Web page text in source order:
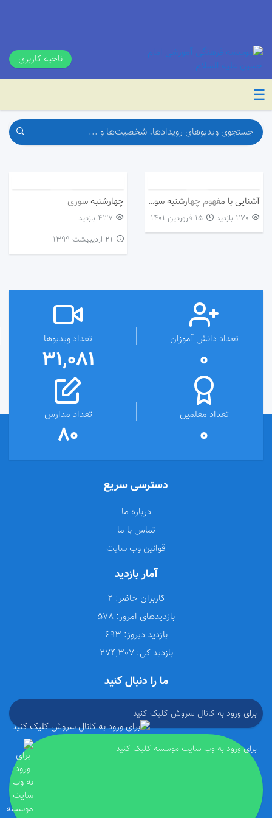
ناحیه کاربری
☰
آشنایی با مفهوم چهارشنبه سوری
270 بازدید ۱۵ فروردین ۱۴۰۱
چهارشنبه سوری
437 بازدید
۲۱ اردیبهشت ۱۳۹۹
تعداد دانش آموزان
0
تعداد ویدیوها
31,081
تعداد معلمین
0
تعداد مدارس
80
دسترسی سریع
درباره ما
تماس با ما
قوانین وب سایت
آمار بازدید
کاربران حاضر:
بازدیدهای امروز:
بازدید دیروز:
بازدید کل: 274,307
ما را دنبال کنید
برای ورود به کانال سروش کلیک کنید
برای ورود به وب سایت موسسه کلیک کنید